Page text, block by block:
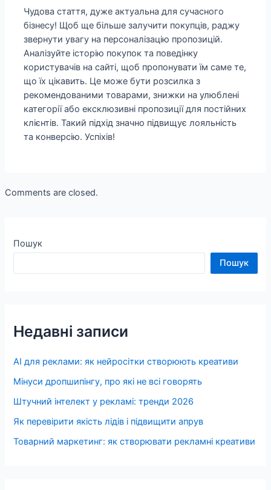
Чудова стаття, дуже актуальна для сучасного
бізнесу! Щоб ще більше залучити покупців, раджу
звернути увагу на персоналізацію пропозицій.
Аналізуйте історію покупок та поведінку
користувачів на сайті, щоб пропонувати їм саме те,
що їх цікавить. Це може бути розсилка з
рекомендованими товарами, знижки на улюблені
категорії або ексклюзивні пропозиції для постійних
клієнтів. Такий підхід значно підвищує лояльність
та конверсію. Успіхів!
Comments are closed.
Пошук
Пошук
Недавні записи
AI для реклами: як нейросітки створюють креативи
Мінуси дропшипінгу, про які не всі говорять
Штучний інтелект у рекламі: тренди 2026
Як перевірити якість лідів і підвищити апрув
Товарний маркетинг: як створювати рекламні креативи